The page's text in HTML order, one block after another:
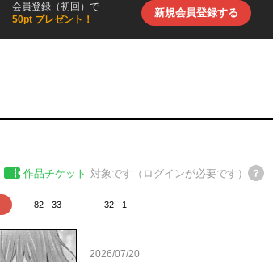
会員登録（初回）で
50pt プレゼント！
新規会員登録する
作品チケット 対象です（ログインが必要です）
82 - 33 32 - 1
2026/07/20